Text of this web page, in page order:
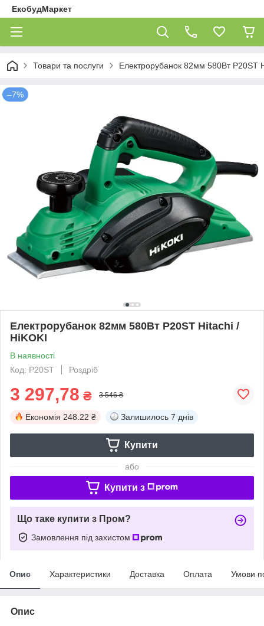
ЕкобудМаркет
Товари та послуги Електрорубанок 82мм 580Вт P20ST
–7%
Електрорубанок 82мм 580Вт P20ST Hitachi /
HiKOKI
В наявності
Код: P20ST
Роздріб
3 297,78 ₴ 3 546 ₴
Економія 248.22 ₴ Залишилось 7 днів
Купити
або
Купити з
Що таке купити з Пром?
Замовлення під захистом
Опис Характеристики Доставка Оплата Умови
Опис